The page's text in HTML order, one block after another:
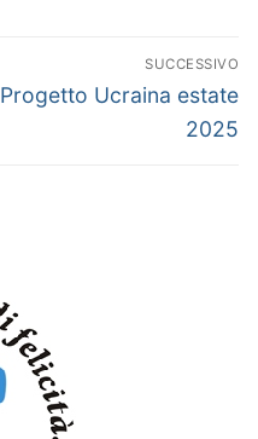
SUCCESSIVO
Articolo
Progetto Ucraina estate
2025